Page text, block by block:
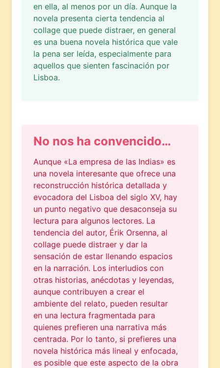
en ella, al menos por un día. Aunque la
novela presenta cierta tendencia al
collage que puede distraer, en general
es una buena novela histórica que vale
la pena ser leída, especialmente para
aquellos que sienten fascinación por
Lisboa.
No nos ha convencido…
Aunque «La empresa de las Indias» es
una novela interesante que ofrece una
reconstrucción histórica detallada y
evocadora del Lisboa del siglo XV, hay
un punto negativo que desaconseja su
lectura para algunos lectores. La
tendencia del autor, Érik Orsenna, al
collage puede distraer y dar la
sensación de estar llenando espacios
en la narración. Los interludios con
otras historias, anécdotas y leyendas,
aunque contribuyen a crear el
ambiente del relato, pueden resultar
en una lectura fragmentada para
quienes prefieren una narrativa más
centrada. Por lo tanto, si prefieres una
novela histórica más lineal y enfocada,
es posible que este aspecto de la obra